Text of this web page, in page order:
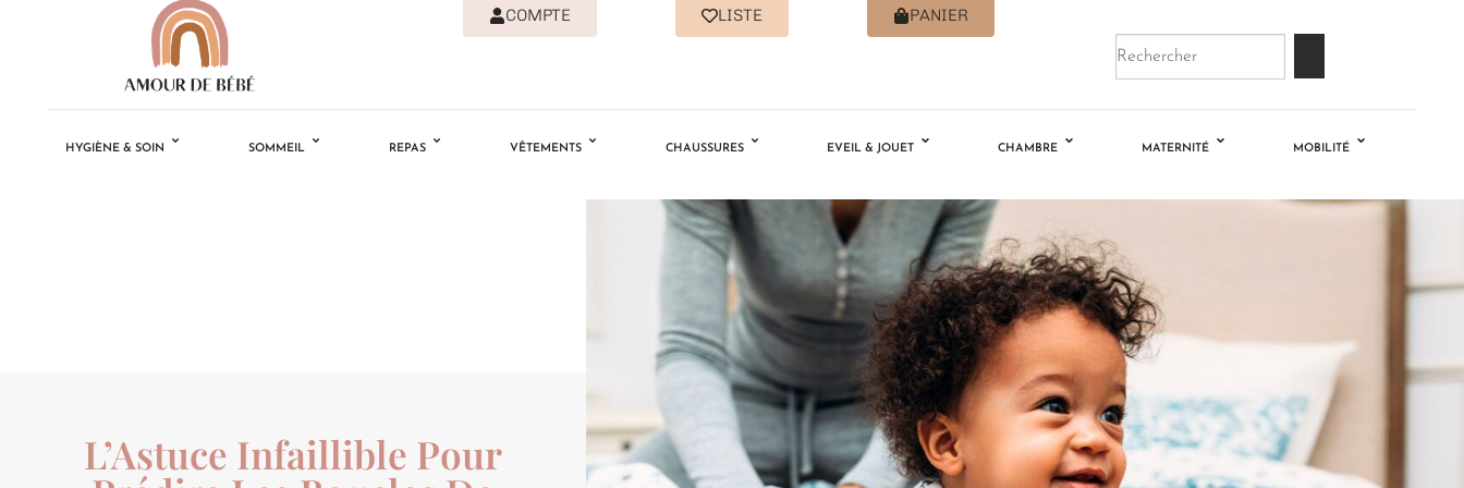
COMPTE LISTE PANIER
HYGIÈNE & SOIN SOMMEIL REPAS VÊTEMENTS CHAUSSURES EVEIL & JOUET CHAMBRE MATERNITÉ MOBILITÉ
L’Astuce Infaillible Pour